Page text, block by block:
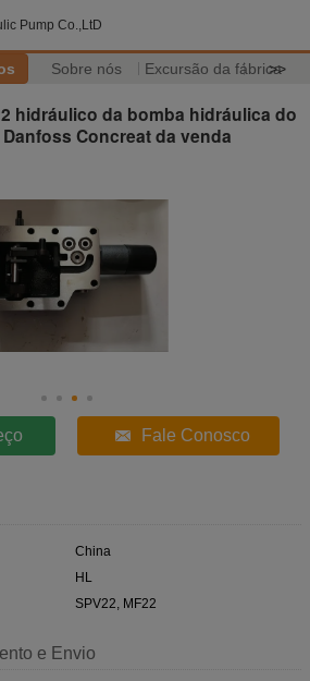
Pump Co.,LtD
Sobre nós Excursão da fábrica
>>
hidráulico da bomba hidráulica do
Concreat da venda
Fale Conosco
China
HL
SPV22, MF22
e Envio